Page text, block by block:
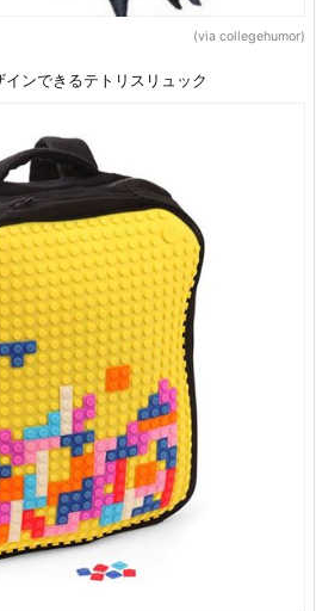
(via collegehumor)
ンできるテトリスリュック